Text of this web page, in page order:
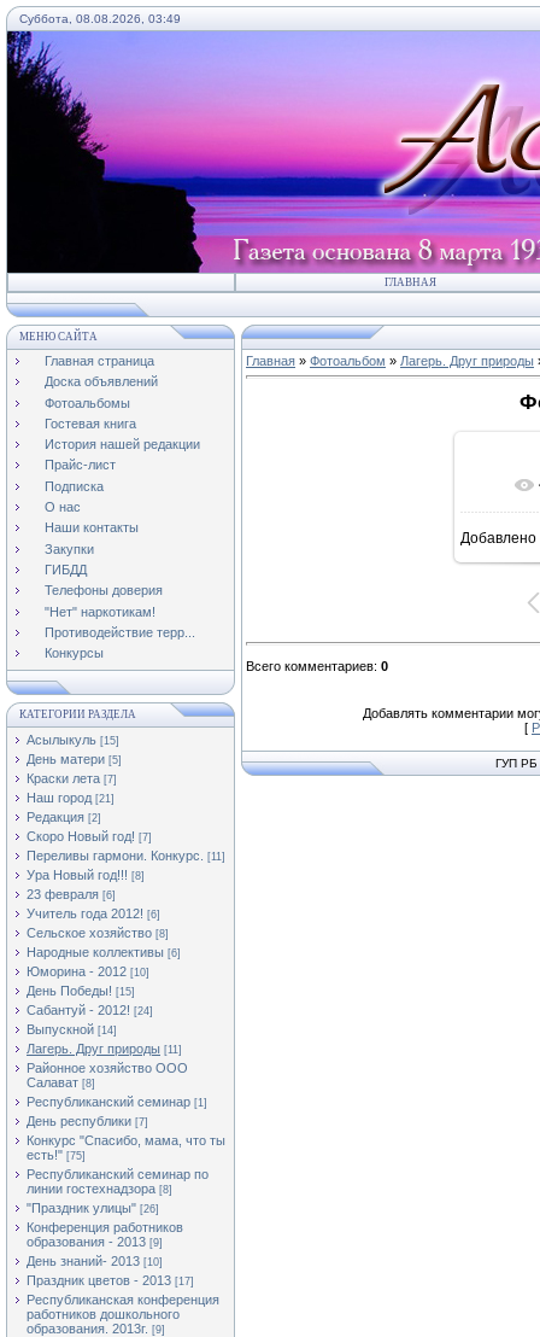
Суббота, 08.08.2026, 03:49
ГЛАВНАЯ
МЕНЮ САЙТА
Главная страница
Доска объявлений
Фотоальбомы
Гостевая книга
История нашей редакции
Прайс-лист
Подписка
О нас
Наши контакты
Закупки
ГИБДД
Телефоны доверия
"Нет" наркотикам!
Противодействие терр...
Конкурсы
КАТЕГОРИИ РАЗДЕЛА
Асылыкуль [15]
День матери [5]
Краски лета [7]
Наш город [21]
Редакция [2]
Скоро Новый год! [7]
Переливы гармони. Конкурс. [11]
Ура Новый год!!! [8]
23 февраля [6]
Учитель года 2012! [6]
Сельское хозяйство [8]
Народные коллективы [6]
Юморина - 2012 [10]
День Победы! [15]
Сабантуй - 2012! [24]
Выпускной [14]
Лагерь. Друг природы [11]
Районное хозяйство ООО
Салават [8]
Республиканский семинар [1]
День республики [7]
Конкурс "Спасибо, мама, что ты
есть!" [75]
Республиканский семинар по
линии гостехнадзора [8]
"Праздник улицы" [26]
Конференция работников
образования - 2013 [9]
День знаний- 2013 [10]
Праздник цветов - 2013 [17]
Республиканская конференция
работников дошкольного
образования. 2013г. [9]
Главная » Фотоальбом » Лагерь. Друг природы
Добавлено
Всего комментариев: 0
Добавлять комментарии
[
ГУП РБ